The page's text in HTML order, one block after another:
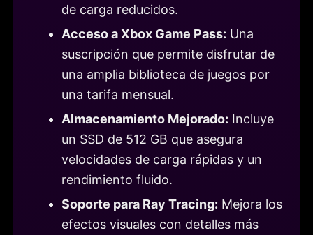
de carga reducidos.
Acceso a Xbox Game Pass: Una
suscripción que permite disfrutar de
una amplia biblioteca de juegos por
una tarifa mensual.
Almacenamiento Mejorado: Incluye
un SSD de 512 GB que asegura
velocidades de carga rápidas y un
rendimiento fluido.
Soporte para Ray Tracing: Mejora los
efectos visuales con detalles más